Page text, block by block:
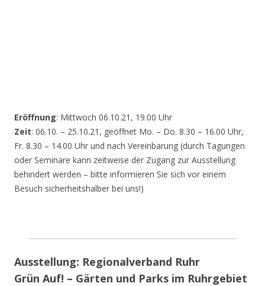
Eröffnung: Mittwoch 06.10.21, 19.00 Uhr
Zeit: 06.10. – 25.10.21, geöffnet Mo. – Do. 8.30 – 16.00 Uhr,
Fr. 8.30 – 14.00 Uhr und nach Vereinbarung (durch Tagungen
oder Seminare kann zeitweise der Zugang zur Ausstellung
behindert werden – bitte informieren Sie sich vor einem
Besuch sicherheitshalber bei uns!)
Ausstellung: Regionalverband Ruhr
Grün Auf! – Gärten und Parks im Ruhrgebiet